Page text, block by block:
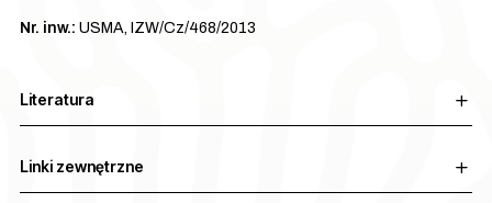
Nr. inw.: USMA, IZW/Cz/468/2013
Literatura
Linki zewnętrzne